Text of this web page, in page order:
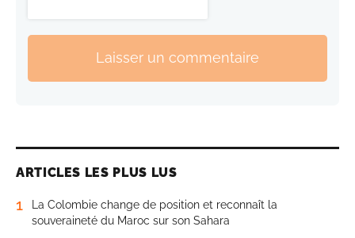
Laisser un commentaire
ARTICLES LES PLUS LUS
1
La Colombie change de position et reconnaît la
souveraineté du Maroc sur son Sahara